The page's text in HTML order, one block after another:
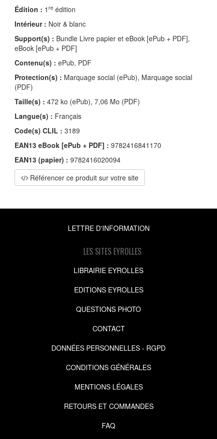
Édition : 1 re édition
Intérieur : Noir & blanc
Support(s) : Bundle Livre papier et eBook [ePub + PDF],
eBook [ePub + PDF]
Contenu(s) : ePub, PDF
Protection(s) : Marquage social (ePub), Marquage social
(PDF)
Taille(s) : 472 ko (ePub), 7,06 Mo (PDF)
Langue(s) : Français
Code(s) CLIL : 3189
EAN13 eBook [ePub + PDF] : 9782416841170
EAN13 (papier) : 9782416020094
Référencer ce produit sur votre site
LETTRE D'INFORMATION
LES SITES EYROLLES
LIBRAIRIE EYROLLES
EDITIONS EYROLLES
QUESTIONS PHOTO
CONTACT
DONNÉES PERSONNELLES - RGPD
CONDITIONS GÉNÉRALES
MENTIONS LÉGALES
RETOURS ET COMMANDES
FAQ